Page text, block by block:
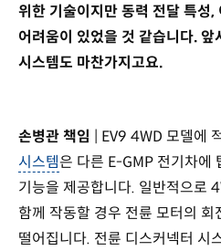
위한 기술이지만 동력 전달 특성,
어려움이 있었을 것 같습니다.
시스템도 마찬가지고요.
손병관 책임 | EV9 4WD 모델에
시스템은 다른 E-GMP 전기차에
기능을 제공합니다. 일반적으로
함께 작동할 경우 전륜 모터의 회
떨어집니다. 전륜 디스커넥터 시